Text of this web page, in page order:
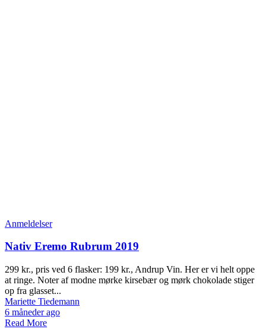
Anmeldelser
Nativ Eremo Rubrum 2019
299 kr., pris ved 6 flasker: 199 kr., Andrup Vin. Her er vi helt oppe
at ringe. Noter af modne mørke kirsebær og mørk chokolade stiger
op fra glasset...
Mariette Tiedemann
6 måneder ago
Read More